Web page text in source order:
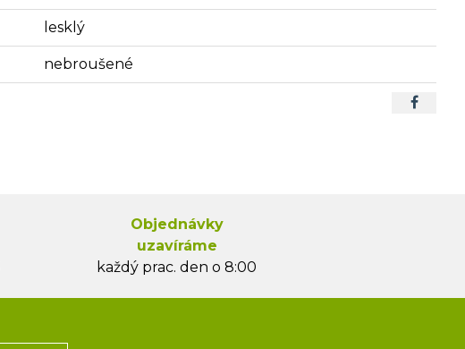
lesklý
nebroušené
Objednávky
uzavíráme
každý prac. den o 8:00